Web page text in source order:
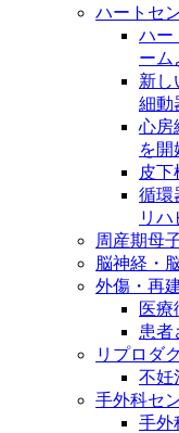
ハートセ
ハー
ーム
新し
細動
心房
を開
皮下
循環
リ
周産期母
脳神経・
外傷・再
医療
患者
リプロダ
不妊
手外科セ
手外